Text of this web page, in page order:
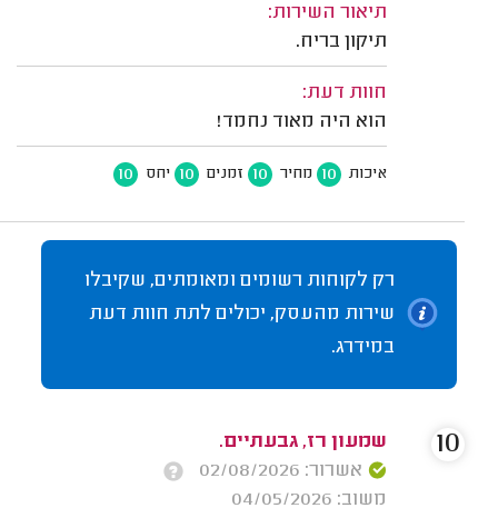
תיאור השירות:
תיקון בריח.
חוות דעת:
הוא היה מאוד נחמד!
איכות 10 מחיר 10 זמנים 10 יחס 10
רק לקוחות רשומים ומאומתים, שקיבלו
שירות מהעסק, יכולים לתת חוות דעת
במידרג.
שמעון רז, גבעתיים.
אשרור: 02/08/2026
משוב: 04/05/2026
10